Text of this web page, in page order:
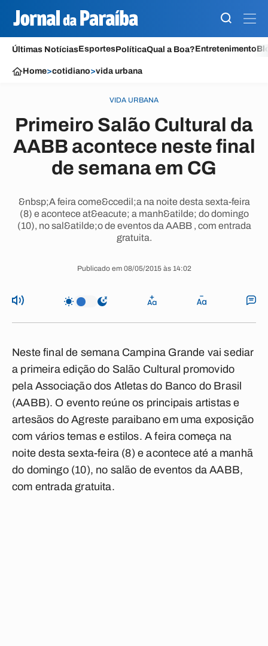
Últimas NotíciasEsportesPolíticaQual a Boa?Entretenimento
Home>cotidiano>vida urbana
VIDA URBANA
Primeiro Salão Cultural da
AABB acontece neste final
de semana em CG
&nbsp;A feira come&ccedil;a na noite desta sexta-feira
(8) e acontece at&eacute; a manh&atilde; do domingo
(10), no sal&atilde;o de eventos da AABB , com entrada
gratuita.
Publicado em 08/05/2015 às 14:02
Neste final de semana Campina Grande vai sediar
a primeira edição do Salão Cultural promovido
pela Associação dos Atletas do Banco do Brasil
(AABB). O evento reúne os principais artistas e
artesãos do Agreste paraibano em uma exposição
com vários temas e estilos. A feira começa na
noite desta sexta-feira (8) e acontece até a manhã
do domingo (10), no salão de eventos da AABB,
com entrada gratuita.